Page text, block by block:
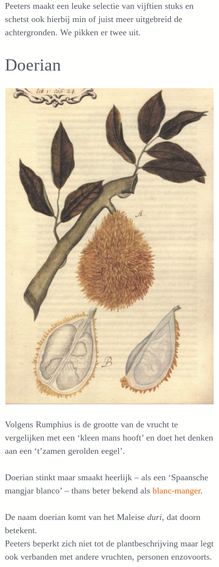
Peeters maakt een leuke selectie van vijftien stuks en
schetst ook hierbij min of juist meer uitgebreid de
achtergronden. We pikken er twee uit.
Doerian
Volgens Rumphius is de grootte van de vrucht te
vergelijken met een ‘kleen mans hooft’ en doet het denken
aan een ‘t’zamen gerolden eegel’.
Doerian stinkt maar smaakt heerlijk – als een ‘Spaansche
mangjar blanco’ – thans beter bekend als blanc-manger.
De naam doerian komt van het Maleise duri, dat doorn
betekent.
Peeters beperkt zich niet tot de plantbeschrijving maar legt
ook verbanden met andere vruchten, personen enzovoorts.